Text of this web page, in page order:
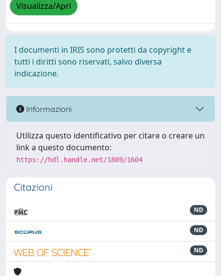
Visualizza/Apri
I documenti in IRIS sono protetti da copyright e
tutti i diritti sono riservati, salvo diversa
indicazione.
Informazioni
Utilizza questo identificativo per citare o creare un
link a questo documento:
https://hdl.handle.net/1889/1604
Citazioni
ND
ND
ND